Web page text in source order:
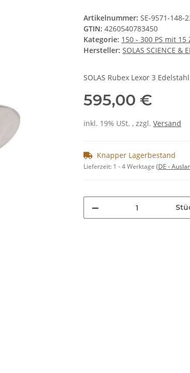
Artikelnummer: SE-9571-148-
GTIN: 4260540783450
Kategorie: 150 - 300 PS mit
Hersteller: SOLAS SCIENCE &
SOLAS Rubex Lexor 3
595,00 €
inkl. 19% USt. , zzgl. Versand
Knapper Lagerbestand
Lieferzeit: 1 - 4 Werktage (DE -